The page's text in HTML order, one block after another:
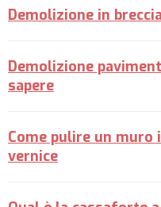
Demolizione in
Demolizione
sapere
Come pulire un
vernice